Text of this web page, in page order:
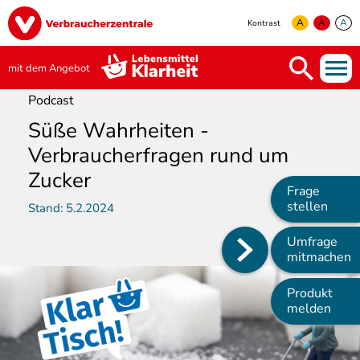
Direkt
zum
Inhalt
Image
Kontrast A A A
mit dem Angebot
Main
navigation
Frage
stellen
Umfrage
mitmachen
Produkt
melden
Podcast
Süße Wahrheiten -
Verbraucherfragen rund um
Zucker
Stand: 5.2.2024